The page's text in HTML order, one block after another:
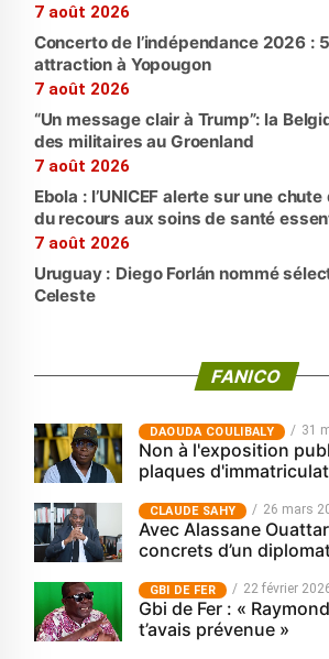
7 août 2026
Concerto de l’indépendance 2026 :
attraction à Yopougon
7 août 2026
“Un message clair à Trump”: la
des militaires au Groenland
7 août 2026
Ebola : l’UNICEF alerte sur une
du recours aux soins de santé
7 août 2026
Uruguay : Diego Forlán nommé
Celeste
FANICO
‎DAOUDA COULIBALY 31
Non à l'exposition
plaques
CLAUDE SAHY 26 mars
Avec Alassane
concrets d’un
GBI DE FER 22 février
Gbi de Fer : «
t’avais prévenue »